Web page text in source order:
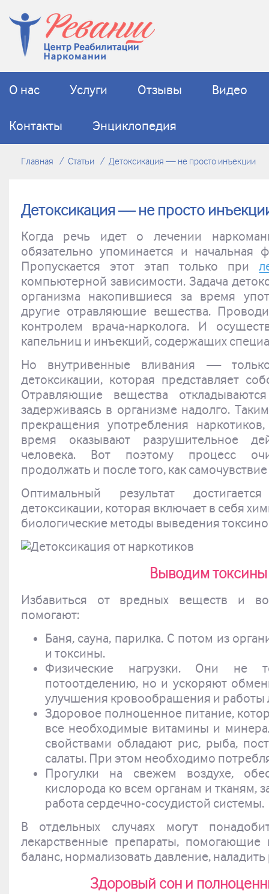
О нас Услуги Отзывы Видео
Контакты Энциклопедия
Главная Статьи Детоксикация — не просто инъекции
Детоксикация — не просто
Когда речь идет о лечении
обязательно упоминается и начальная
Пропускается этот этап только при
компьютерной зависимости. Задача
организма накопившиеся за время
другие отравляющие вещества.
контролем врача-нарколога. И
капельниц и инъекций, содержащих
Но внутривенные вливания —
детоксикации, которая представляет
Отравляющие вещества
задерживаясь в организме надолго.
прекращения употребления
время оказывают разрушительное
человека. Вот поэтому процесс
продолжать и после того, как
Оптимальный результат
детоксикации, которая включает в себя
биологические методы выведения
Выводим токсины
Избавиться от вредных веществ и
помогают:
Баня, сауна, парилка. С потом из
и токсины.
Физические нагрузки. Они не
потоотделению, но и ускоряют
улучшения кровообращения и работы
Здоровое полноценное питание,
все необходимые витамины и
свойствами обладают рис, рыба,
салаты. При этом необходимо
Прогулки на свежем воздухе,
кислорода ко всем органам и тканям,
работа сердечно-сосудистой системы.
В отдельных случаях могут
лекарственные препараты, помогающие
баланс, нормализовать давление,
Здоровый сон и